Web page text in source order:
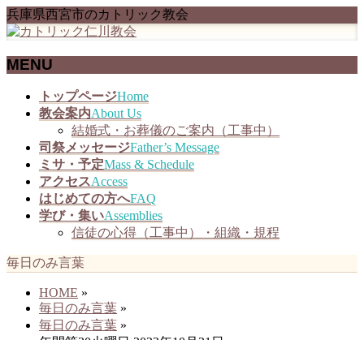
兵庫県西宮市のカトリック教会
MENU
トップページHome
教会案内About Us
結婚式・お葬儀のご案内（工事中）
司祭メッセージFather’s Message
ミサ・予定Mass & Schedule
アクセスAccess
はじめての方へFAQ
学び・集いAssemblies
信徒の心得（工事中）・組織・規程
毎日のみ言葉
HOME »
毎日のみ言葉 »
毎日のみ言葉 »